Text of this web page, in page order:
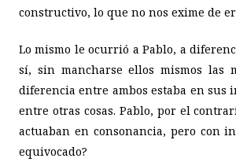
constructivo, lo que no nos exime de
Lo mismo le ocurrió a Pablo, a
sí, sin mancharse ellos mismos las
diferencia entre ambos estaba en sus
entre otras cosas. Pablo, por el
actuaban en consonancia, pero con
equivocado?